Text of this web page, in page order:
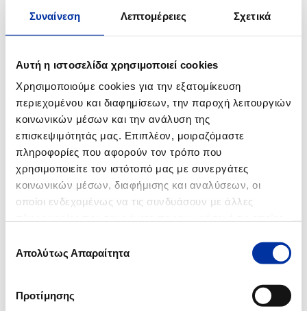
Συναίνεση Λεπτομέρειες Σχετικά
Αυτή η ιστοσελίδα χρησιμοποιεί cookies
Χρησιμοποιούμε cookies για την εξατομίκευση
περιεχομένου και διαφημίσεων, την παροχή λειτουργιών
κοινωνικών μέσων και την ανάλυση της
επισκεψιμότητάς μας. Επιπλέον, μοιραζόμαστε
πληροφορίες που αφορούν τον τρόπο που
χρησιμοποιείτε τον ιστότοπό μας με συνεργάτες
κοινωνικών μέσων, διαφήμισης και αναλύσεων, οι
οποίοι ενδεχομένως να τις συνδυάσουν με άλλες
των υπηρεσιών τους.
συγκατάθεσης
Απολύτως Απαραίτητα
Προτίμησης
2014
Ανακοίνωση για τις Βιομηχανικές Εγκαταστάσεις Ασπροπύργου
12.02.2014
Ενημέρωση για τον αεριοποιητή 32-R-003 των Βιομηχανικών
Εγκαταστάσεων Ελευσίνας των ΕΛΛΗΝΙΚΩΝ ΠΕΤΡΕΛΑΙΩΝ
2008
Έκθεση αυτοψίας των Επιθεωρητών Περιβάλλοντος στο διυλιστήριο
Ελευσίνας